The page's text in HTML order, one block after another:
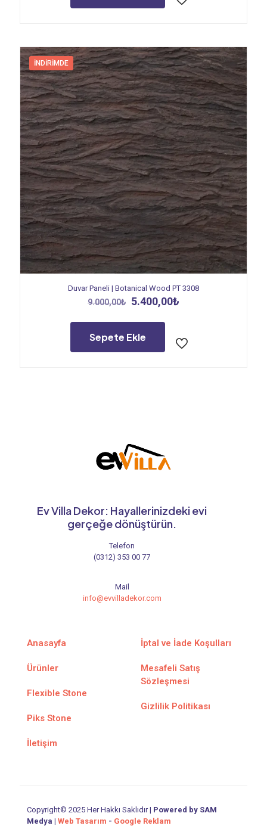
İNDIRIMDE
Duvar Paneli | Botanical Wood PT 3308
9.000,00₺ Orijinal
9.000,00₺.
5.400,00₺
5.400,00₺.
Sepete Ekle
Ev Villa Dekor: Hayallerinizdeki evi
gerçeğe dönüştürün.
Telefon
(0312) 353 00 77
Mail
info@evvilladekor.com
Anasayfa
Ürünler
Flexible Stone
Piks Stone
İletişim
İptal ve İade Koşulları
Mesafeli Satış
Sözleşmesi
Gizlilik Politikası
Copyright© 2025 Her Hakkı Saklıdır | Powered by SAM
Medya | Web Tasarım - Google Reklam